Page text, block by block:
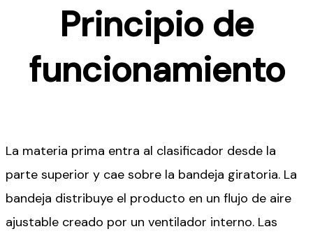
Principio de
funcionamiento
La materia prima entra al clasificador desde la
parte superior y cae sobre la bandeja giratoria. La
bandeja distribuye el producto en un flujo de aire
ajustable creado por un ventilador interno. Las